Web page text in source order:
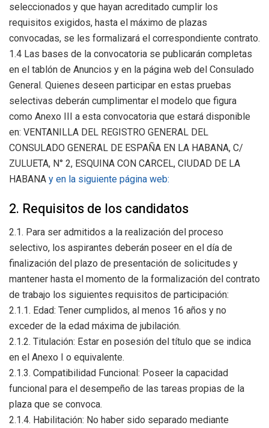
seleccionados y que hayan acreditado cumplir los
requisitos exigidos, hasta el máximo de plazas
convocadas, se les formalizará el correspondiente contrato.
1.4 Las bases de la convocatoria se publicarán completas
en el tablón de Anuncios y en la página web del Consulado
General. Quienes deseen participar en estas pruebas
selectivas deberán cumplimentar el modelo que figura
como Anexo III a esta convocatoria que estará disponible
en: VENTANILLA DEL REGISTRO GENERAL DEL
CONSULADO GENERAL DE ESPAÑA EN LA HABANA, C/
ZULUETA, N° 2, ESQUINA CON CARCEL, CIUDAD DE LA
HABANA y en la siguiente página web:
2. Requisitos de los candidatos
2.1. Para ser admitidos a la realización del proceso
selectivo, los aspirantes deberán poseer en el día de
finalización del plazo de presentación de solicitudes y
mantener hasta el momento de la formalización del contrato
de trabajo los siguientes requisitos de participación:
2.1.1. Edad: Tener cumplidos, al menos 16 años y no
exceder de la edad máxima de jubilación.
2.1.2. Titulación: Estar en posesión del título que se indica
en el Anexo I o equivalente.
2.1.3. Compatibilidad Funcional: Poseer la capacidad
funcional para el desempeño de las tareas propias de la
plaza que se convoca.
2.1.4. Habilitación: No haber sido separado mediante